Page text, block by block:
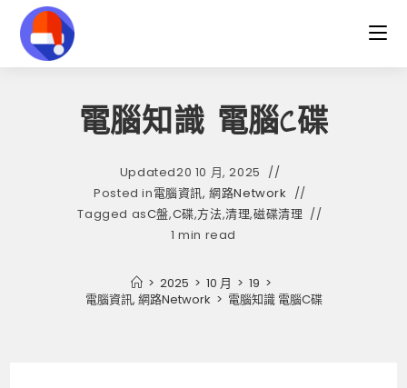
content
電腦知識 電腦C碟
Updated20 10 月, 2025
Posted in電腦資訊, 網路Network
Tagged asC盤,C碟,方法,清理,磁碟清理
1 min read
> 2025 > 10 月 > 19 >
電腦資訊, 網路Network > 電腦知識 電腦C碟